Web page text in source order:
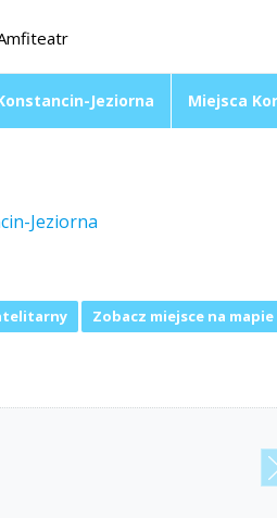
Jeziorna Miejsca
Jeziorna
Zobacz miejsce na mapie